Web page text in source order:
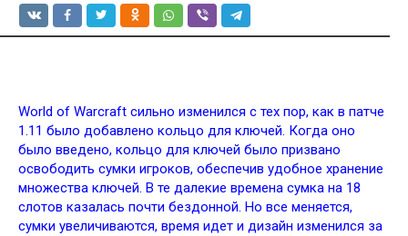
World of Warcraft сильно изменился с тех пор, как в патче
1.11 было добавлено кольцо для ключей. Когда оно
было введено, кольцо для ключей было призвано
освободить сумки игроков, обеспечив удобное хранение
множества ключей. В те далекие времена сумка на 18
слотов казалась почти бездонной. Но все меняется,
сумки увеличиваются, время идет и дизайн изменился за